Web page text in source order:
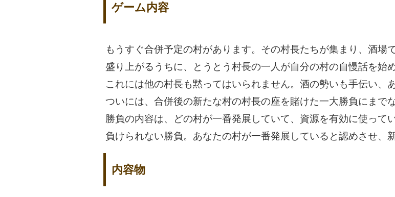
ゲーム内容
もうすぐ合併予定の村があります。その村長たちが集まり、酒場
盛り上がるうちに、とうとう村長の一人が自分の村の自慢話を始
これには他の村長も黙ってはいられません。酒の勢いも手伝い、
ついには、合併後の新たな村の村長の座を賭けた一大勝負にまで
勝負の内容は、どの村が一番発展していて、資源を有効に使ってい
負けられない勝負。あなたの村が一番発展していると認めさせ、
内容物